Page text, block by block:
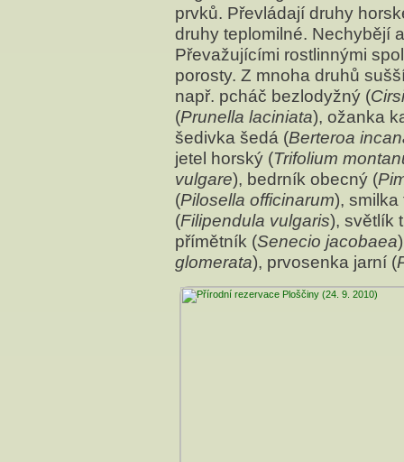
prvků. Převládají druhy
druhy teplomilné. Nechybějí
Převažujícími rostlinnými
porosty. Z mnoha druhů
např. pcháč bezlodyžný (
(Prunella laciniata), ožanka
šedivka šedá (Berteroa
jetel horský (Trifolium
vulgare), bedrník obecný (
(Pilosella officinarum), smilka
(Filipendula vulgaris), světlík
přímětník (Senecio jacobaea
glomerata), prvosenka jarní (